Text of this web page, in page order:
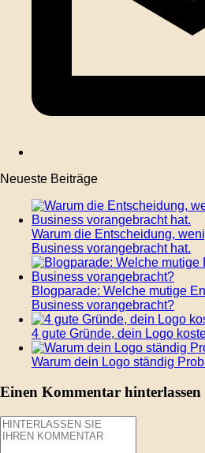
Neueste Beiträge
Warum die Entscheidung,
Business vorangebracht hat.
Blogparade: Welche mutige
Business vorangebracht?
4 gute Gründe, dein Logo
Warum dein Logo ständig
Einen Kommentar hinterlassen